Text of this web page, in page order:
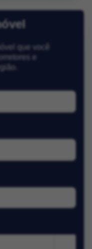
que você
e